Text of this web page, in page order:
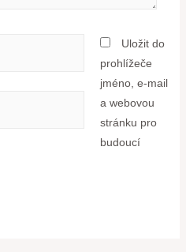
Uložit do
prohlížeče
jméno, e-mail
a webovou
stránku pro
budoucí